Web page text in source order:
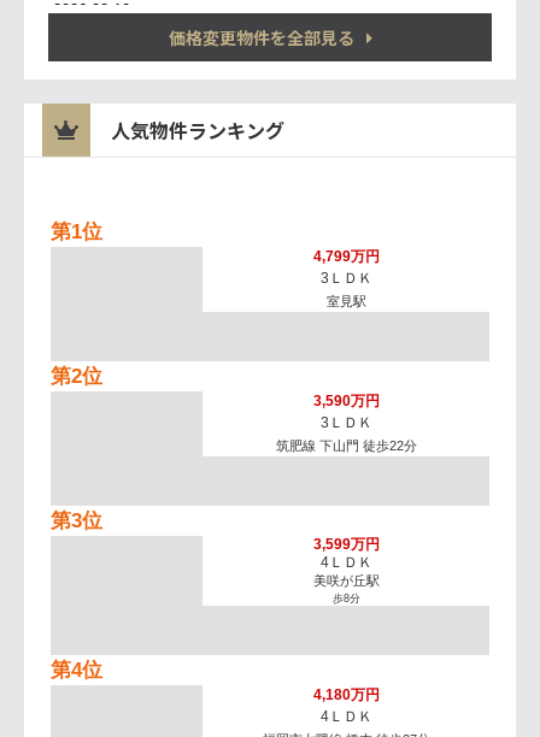
価格変更物件を全部見る
人気物件ランキング